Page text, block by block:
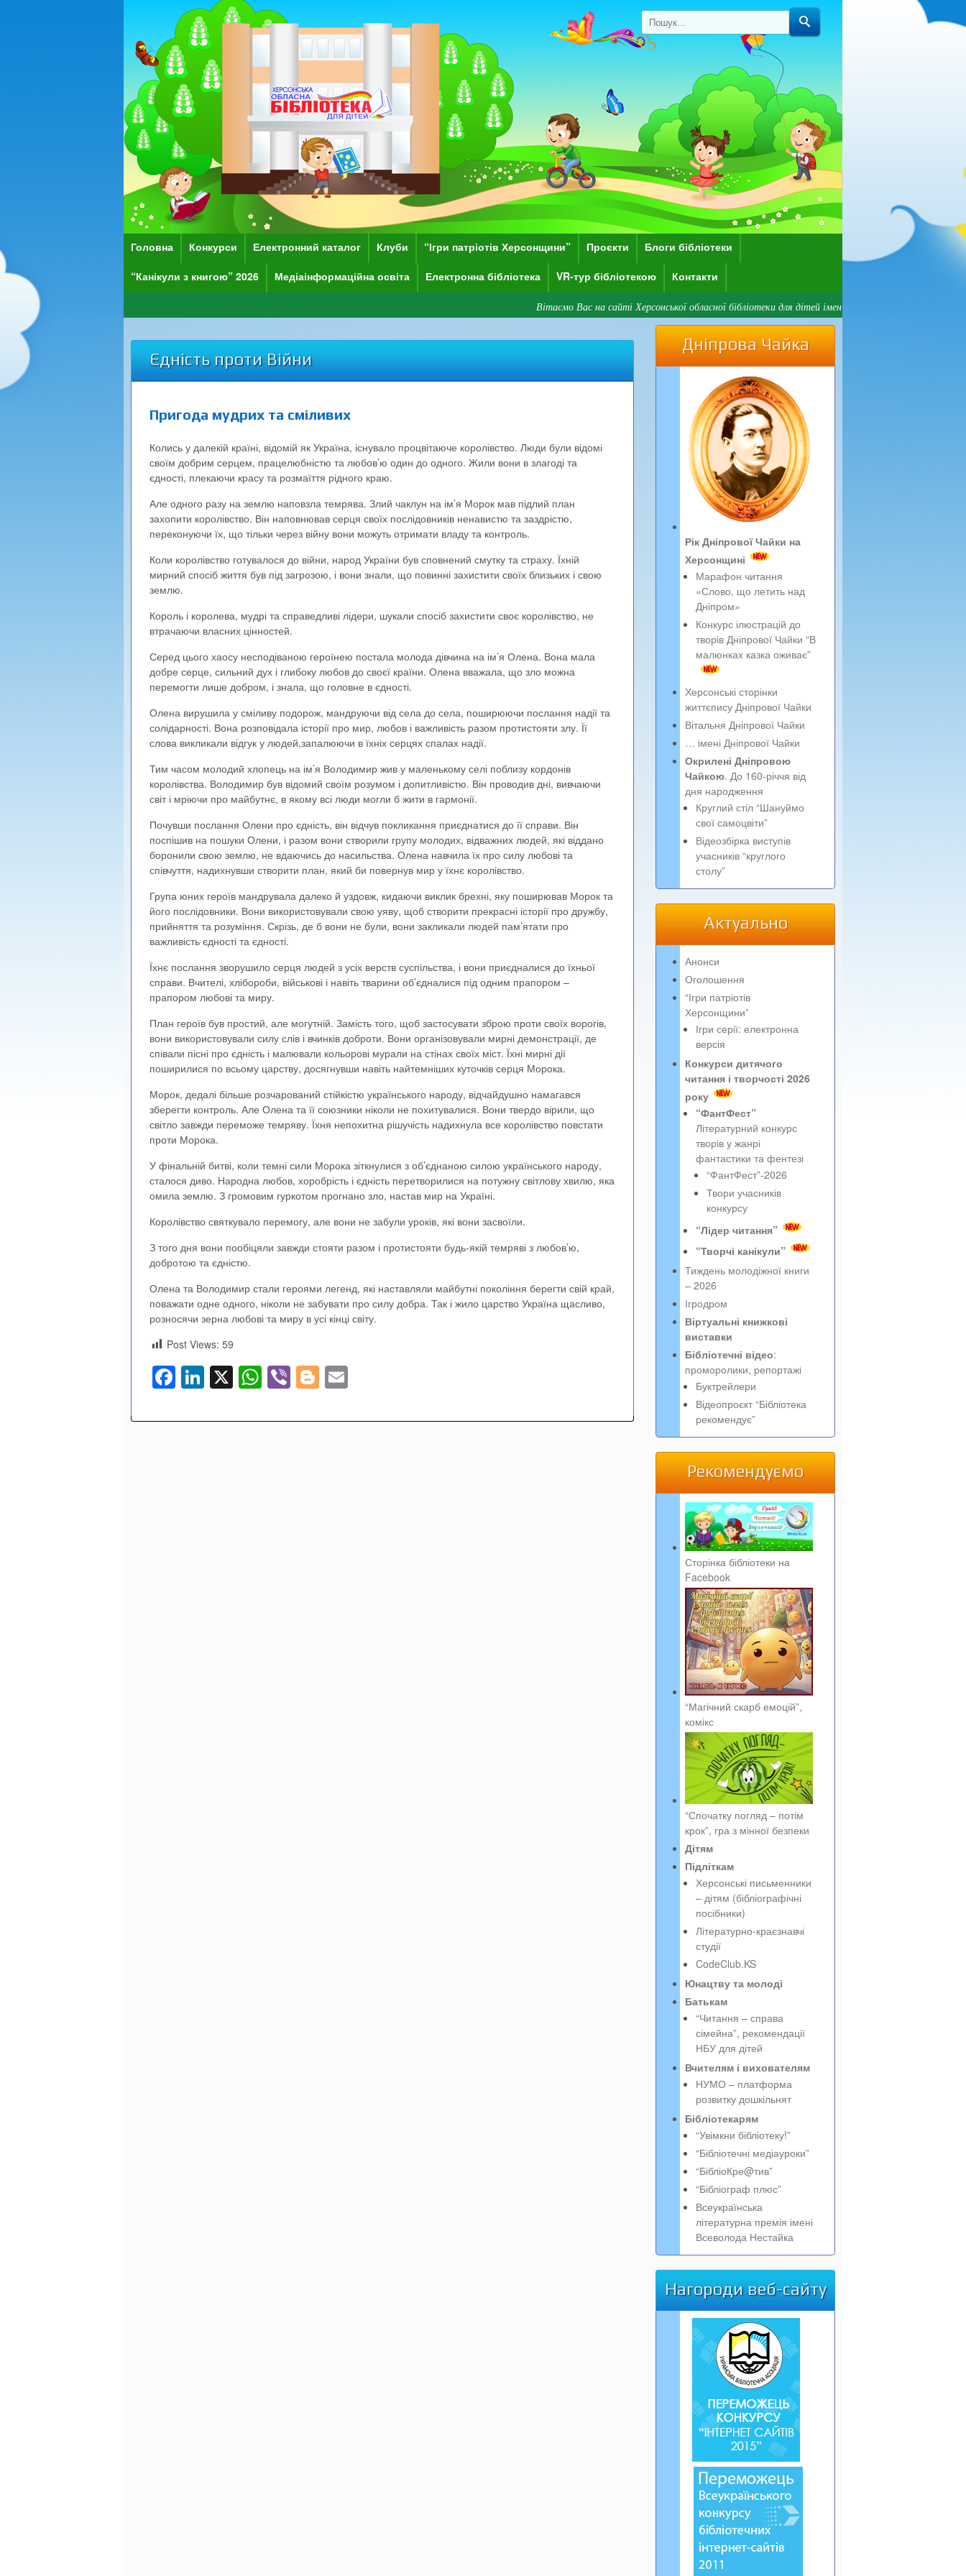
Головна Конкурси Електронний каталог Клуби “Ігри патріотів Херсонщини” Проєкти Блоги бібліотеки
“Канікули з книгою” 2026 Медіаінформаційна освіта Електронна бібліотека VR-тур бібліотекою Контакти
Вітаємо Вас на сайті Херсонської обласної бібліотеки для дітей імені Дніпрової Чайки! Зверніть увагу:
Єдність проти Війни
Пригода мудрих та сміливих
Колись у далекій країні, відомій як Україна, існувало процвітаюче королівство. Люди були відомі
своїм добрим серцем, працелюбністю та любов’ю один до одного. Жили вони в злагоді та
єдності, плекаючи красу та розмаїття рідного краю.
Але одного разу на землю наповзла темрява. Злий чаклун на ім’я Морок мав підлий план
захопити королівство. Він наповнював серця своїх послідовників ненавистю та заздрістю,
переконуючи їх, що тільки через війну вони можуть отримати владу та контроль.
Коли королівство готувалося до війни, народ України був сповнений смутку та страху. Їхній
мирний спосіб життя був під загрозою, і вони знали, що повинні захистити своїх близьких і свою
землю.
Король і королева, мудрі та справедливі лідери, шукали спосіб захистити своє королівство, не
втрачаючи власних цінностей.
Серед цього хаосу несподіваною героїнею постала молода дівчина на ім’я Олена. Вона мала
добре серце, сильний дух і глибоку любов до своєї країни. Олена вважала, що зло можна
перемогти лише добром, і знала, що головне в єдності.
Олена вирушила у сміливу подорож, мандруючи від села до села, поширюючи послання надії та
солідарності. Вона розповідала історії про мир, любов і важливість разом протистояти злу. Її
слова викликали відгук у людей,запалюючи в їхніх серцях спалах надії.
Тим часом молодий хлопець на ім’я Володимир жив у маленькому селі поблизу кордонів
королівства. Володимир був відомий своїм розумом і допитливістю. Він проводив дні, вивчаючи
світ і мріючи про майбутнє, в якому всі люди могли б жити в гармонії.
Почувши послання Олени про єдність, він відчув покликання приєднатися до її справи. Він
поспішив на пошуки Олени, і разом вони створили групу молодих, відважних людей, які віддано
боронили свою землю, не вдаючись до насильства. Олена навчила їх про силу любові та
співчуття, надихнувши створити план, який би повернув мир у їхнє королівство.
Група юних героїв мандрувала далеко й уздовж, кидаючи виклик брехні, яку поширював Морок та
його послідовники. Вони використовували свою уяву, щоб створити прекрасні історії про дружбу,
прийняття та розуміння. Скрізь, де б вони не були, вони закликали людей пам’ятати про
важливість єдності та єдності.
Їхнє послання зворушило серця людей з усіх верств суспільства, і вони приєдналися до їхньої
справи. Вчителі, хлібороби, військові і навіть тварини об’єдналися під одним прапором –
прапором любові та миру.
План героїв був простий, але могутній. Замість того, щоб застосувати зброю проти своїх ворогів,
вони використовували силу слів і вчинків доброти. Вони організовували мирні демонстрації, де
співали пісні про єдність і малювали кольорові мурали на стінах своїх міст. Їхні мирні дії
поширилися по всьому царству, досягнувши навіть найтемніших куточків серця Морока.
Морок, дедалі більше розчарований стійкістю українського народу, відчайдушно намагався
зберегти контроль. Але Олена та її союзники ніколи не похитувалися. Вони твердо вірили, що
світло завжди переможе темряву. Їхня непохитна рішучість надихнула все королівство повстати
проти Морока.
У фінальній битві, коли темні сили Морока зіткнулися з об’єднаною силою українського народу,
сталося диво. Народна любов, хоробрість і єдність перетворилися на потужну світлову хвилю, яка
омила землю. З громовим гуркотом прогнано зло, настав мир на Україні.
Королівство святкувало перемогу, але вони не забули уроків, які вони засвоїли.
З того дня вони пообіцяли завжди стояти разом і протистояти будь-якій темряві з любов’ю,
добротою та єдністю.
Олена та Володимир стали героями легенд, які наставляли майбутні покоління берегти свій край,
поважати одне одного, ніколи не забувати про силу добра. Так і жило царство Україна щасливо,
розносячи зерна любові та миру в усі кінці світу.
Post Views: 59
Facebook
LinkedIn
X WhatsApp
ViberBlogger
Дніпрова Чайка
Рік Дніпрової Чайки на
Херсонщині
Марафон читання
«Слово, що летить над
Дніпром»
Конкурс ілюстрацій до
творів Дніпрової Чайки “В
малюнках казка оживає”
Херсонські сторінки
життєпису Дніпрової Чайки
Вітальня Дніпрової Чайки
… імені Дніпрової Чайки
Окрилені Дніпровою
Чайкою. До 160-річчя від
дня народження
Круглий стіл “Шануймо
свої самоцвіти”
Відеозбірка виступів
учасників “круглого
столу”
Актуально
Анонси
Оголошення
“Ігри патріотів
Херсонщини”
Ігри серії: електронна
версія
Конкурси дитячого
читання і творчості 2026
року
“ФантФест”
Літературний конкурс
творів у жанрі
фантастики та фентезі
“ФантФест”-2026
Твори учасників
конкурсу
“Лідер читання”
“Творчі канікули”
Тиждень молодіжної книги
– 2026
Ігродром
Віртуальні книжкові
виставки
Бібліотечні відео:
проморолики, репортажі
Буктрейлери
Відеопроєкт “Бібліотека
рекомендує”
Рекомендуємо
Сторінка бібліотеки на
Facebook
“Магічний скарб емоцій”,
комікс
“Спочатку погляд – потім
крок”, гра з мінної безпеки
Дітям
Підліткам
Херсонські письменники
– дітям (бібліографічні
посібники)
Літературно-краєзнавчі
студії
CodeClub.KS
Юнацтву та молоді
Батькам
“Читання – справа
сімейна”, рекомендації
НБУ для дітей
Вчителям і вихователям
НУМО – платформа
розвитку дошкільнят
Бібліотекарям
“Увімкни бібліотеку!”
“Бібліотечні медіауроки”
“БібліоКре@тив”
“Бібліограф плюс”
Всеукраїнська
літературна премія імені
Всеволода Нестайка
Нагороди веб-сайту